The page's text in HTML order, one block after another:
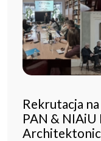
Rekrutacja
PAN &